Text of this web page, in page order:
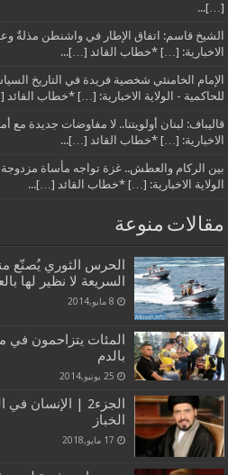
[…]...
الشيخ قاسم: اتفاق الإطار في واشنطن مذلةٌ
الاخبارية: […] *خطاب القائد […]...
الإمام الخامنئي شخصية فريدة في التاريخ
للحاكمية - الولاية الاخبارية: […] *خطاب
قاليباف: لبنان أولويتنا.. لا مفاوضات جديدة مع
الاخبارية: […] *خطاب القائد […]...
بين الركام والعطش.. غزة تواجه مأساة مزدوجة
الولاية الاخبارية: […] *خطاب القائد […]...
مقالات منوعة
الحرس الثوري يُصنّع
السريعة لا نظير لها
8 مايو,2014
المئات يتزاحمون في
بالدم
25 يونيو,2014
الجزء2 |
الخباز
17 مايو,2018